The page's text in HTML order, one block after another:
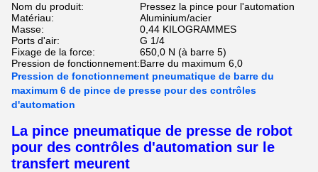
Nom du produit:
Pressez la pince pour l'automation
Matériau:
Aluminium/acier
Masse:
0,44 KILOGRAMMES
Ports d'air:
G 1/4
Fixage de la force:
650,0 N (à barre 5)
Pression de fonctionnement:Barre du maximum 6,0
Pression de fonctionnement pneumatique de barre du
maximum 6 de pince de presse pour des contrôles
d'automation
La pince pneumatique de presse de robot
pour des contrôles d'automation sur le
transfert meurent